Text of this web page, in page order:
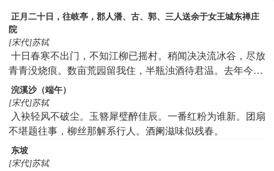
正月二十日，往岐亭，郡人潘、古、郭、三人送余于女王城东禅庄
院
[宋代]苏轼
十日春寒不出门，不知江柳已摇村。稍闻决决流冰谷，尽放
青青没烧痕。数亩荒园留我住，半瓶浊酒待君温。去年今日
关山路，细雨梅花正断魂。
浣溪沙（端午）
[宋代]苏轼
入袂轻风不破尘。玉簪犀璧醉佳辰。一番红粉为谁新。团扇
不堪题往事，柳丝那解系行人。酒阑滋味似残春。
东坡
[宋代]苏轼